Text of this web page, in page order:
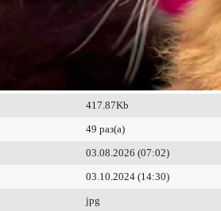
417.87Kb
49 раз(а)
03.08.2026 (07:02)
03.10.2024 (14:30)
jpg